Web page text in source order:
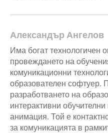
Александър Ангелов
Има богат технологичен
провеждането на
комуникационни
образователен софтуер.
разработването на
интерактивни
анимация. Той е
за комуникацията в